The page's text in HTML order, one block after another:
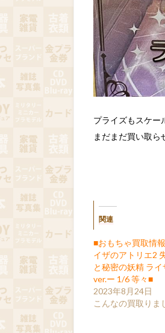
プライズもスケー
まだまだ買い取ら
関連
■おもちゃ買取情
イザのアトリエ2
と秘密の妖精 ラ
ver.ー 1/6 等々■
2023年8月24日
こんなの買取りま